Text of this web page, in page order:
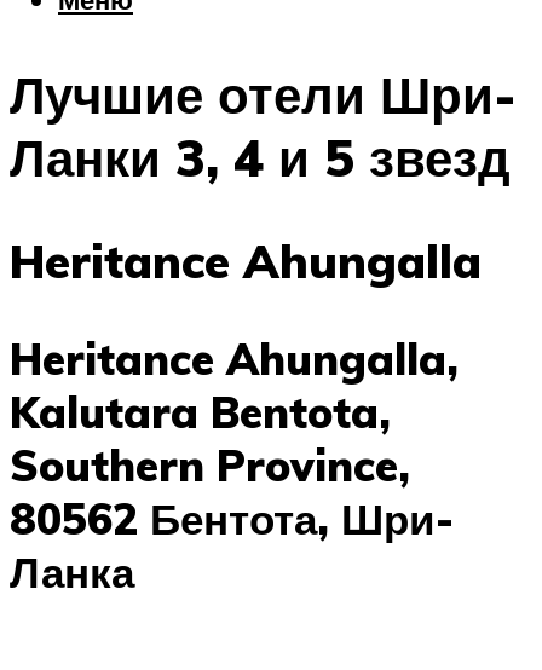
Шоппинг
Что посетить
Лучшие отели Шри-
Ланки 3, 4 и 5 звезд
Heritance Ahungalla
Heritance Ahungalla,
Kalutara Bentota,
Southern Province,
80562 Бентота, Шри-
Ланка